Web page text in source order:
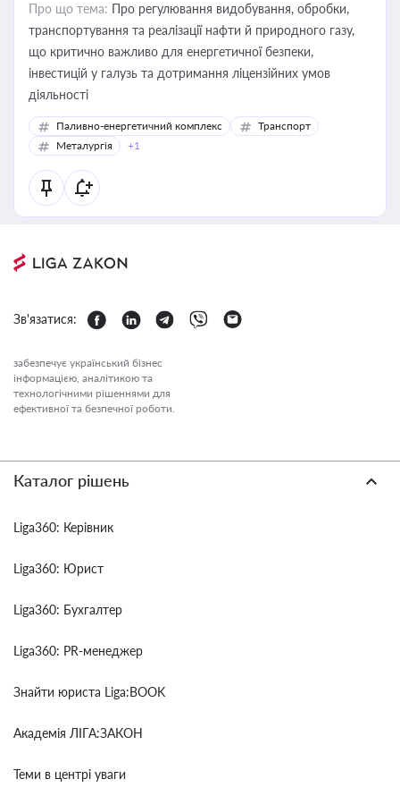
Про що тема: Про регулювання видобування, обробки,
транспортування та реалізації нафти й природного газу,
що критично важливо для енергетичної безпеки,
інвестицій у галузь та дотримання ліцензійних умов
діяльності
Паливно-енергетичний комплекс
Транспорт
Металургія
+1
Зв'язатися:
забезпечує український бізнес
інформацією, аналітикою та
технологічними рішеннями для
ефективної та безпечної роботи.
Каталог рішень
Liga360: Керівник
Liga360: Юрист
Liga360: Бухгалтер
Liga360: PR-менеджер
Знайти юриста Liga:BOOK
Академія ЛІГА:ЗАКОН
Теми в центрі уваги